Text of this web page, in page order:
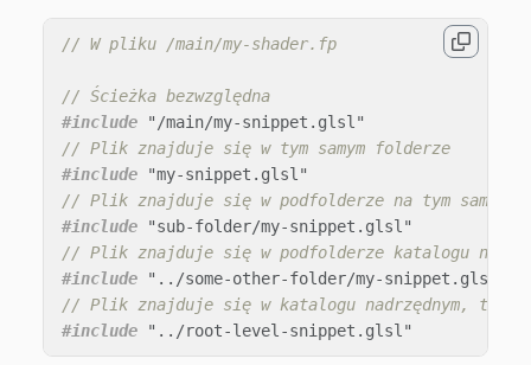
// W pliku /main/my-shader.fp
// Ścieżka bezwzględna
#include
"/main/my-snippet.glsl"
// Plik znajduje się w tym samym folderze
#include
"my-snippet.glsl"
// Plik znajduje się w podfolderze na tym samym
#include
"sub-folder/my-snippet.glsl"
// Plik znajduje się w podfolderze katalogu
#include
"../some-other-folder/my-snippet.glsl"
// Plik znajduje się w katalogu nadrzędnym, tj.
#include
"../root-level-snippet.glsl"